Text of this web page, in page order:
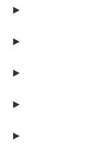
►
►
►
►
►